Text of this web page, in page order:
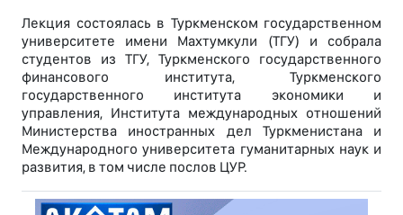
Лекция состоялась в Туркменском государственном
университете имени Махтумкули (ТГУ) и собрала
студентов из ТГУ, Туркменского государственного
финансового института, Туркменского
государственного института экономики и
управления, Института международных отношений
Министерства иностранных дел Туркменистана и
Международного университета гуманитарных наук и
развития, в том числе послов ЦУР.